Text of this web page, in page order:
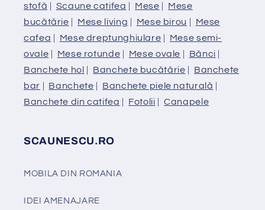
stofă | Scaune catifea | Mese | Mese
bucătărie | Mese living | Mese birou | Mese
cafea | Mese dreptunghiulare | Mese semi-
ovale | Mese rotunde | Mese ovale | Bănci |
Banchete hol | Banchete bucătărie | Banchete
bar | Banchete | Banchete piele naturală |
Banchete din catifea | Fotolii |Canapele
SCAUNESCU.RO
MOBILA DIN ROMANIA
IDEI AMENAJARE